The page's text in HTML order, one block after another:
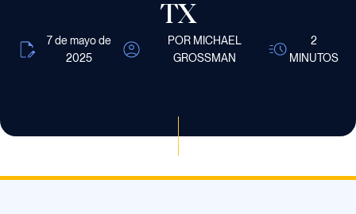
TX
7 de mayo de
2025
POR MICHAEL
GROSSMAN
2
MINUTOS